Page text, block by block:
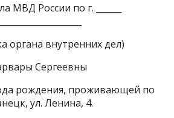
МВД России по г. ______
органа внутренних дел)
Сергеевны
рождения, проживающей по
ул. Ленина, 4.